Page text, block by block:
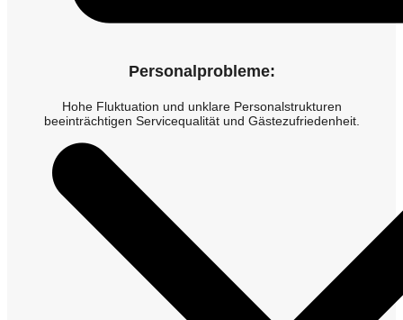
Personalprobleme:
Hohe Fluktuation und unklare Personalstrukturen
beeinträchtigen Servicequalität und Gästezufriedenheit.